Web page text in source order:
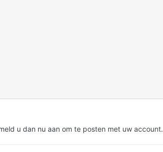
u dan nu aan om te posten met uw account.